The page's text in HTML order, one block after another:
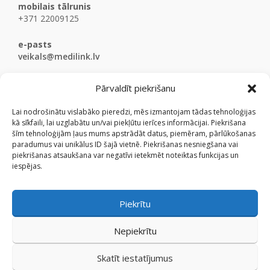
Pārvaldīt piekrišanu
Lai nodrošinātu vislabāko pieredzi, mēs izmantojam tādas tehnoloģijas
kā sīkfaili, lai uzglabātu un/vai piekļūtu ierīces informācijai. Piekrišana
šīm tehnoloģijām ļaus mums apstrādāt datus, piemēram, pārlūkošanas
paradumus vai unikālus ID šajā vietnē. Piekrišanas nesniegšana vai
piekrišanas atsaukšana var negatīvi ietekmēt noteiktas funkcijas un
iespējas.
Piekrītu
Nepiekrītu
Skatīt iestatījumus
mobilais tālrunis
+371 22009125
e-pasts
veikals@medilink.lv
© Medicinaspreces.lv 2009 - 2026.